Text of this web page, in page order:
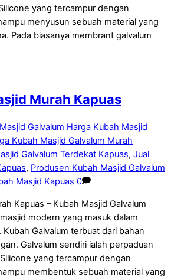
yang tercampur dengan
menyusun sebuah material yang
Pada biasanya membrant galvalum
Murah Kapuas
Galvalum Harga Kubah Masjid
Kubah Masjid Galvalum Murah
Galvalum Terdekat Kapuas, Jual
, Produsen Kubah Masjid Galvalum
Masjid Kapuas 0
Kapuas – Kubah Masjid Galvalum
modern yang masuk dalam
Kubah Galvalum terbuat dari bahan
Galvalum sendiri ialah perpaduan
yang tercampur dengan
membentuk sebuah material yang